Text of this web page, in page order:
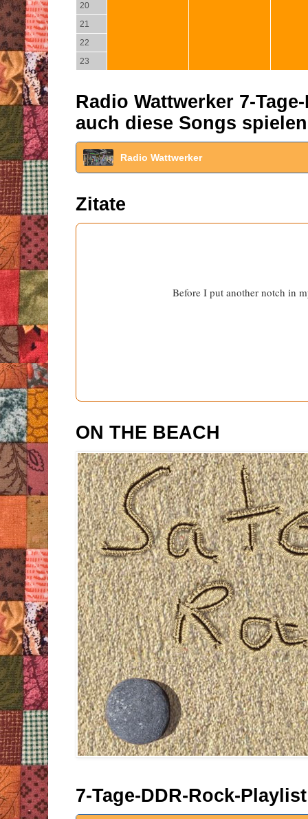
20
21
22
23
Radio Wattwerker 7-
auch diese Songs spielen
Radio Wattwerker
Zitate
Before I put another notch in
ON THE BEACH
7-Tage-DDR-Rock-